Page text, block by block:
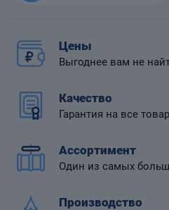
Цены
Выгоднее вам не
Качество
Гарантия на все
Ассортимент
Один из самых
Производство